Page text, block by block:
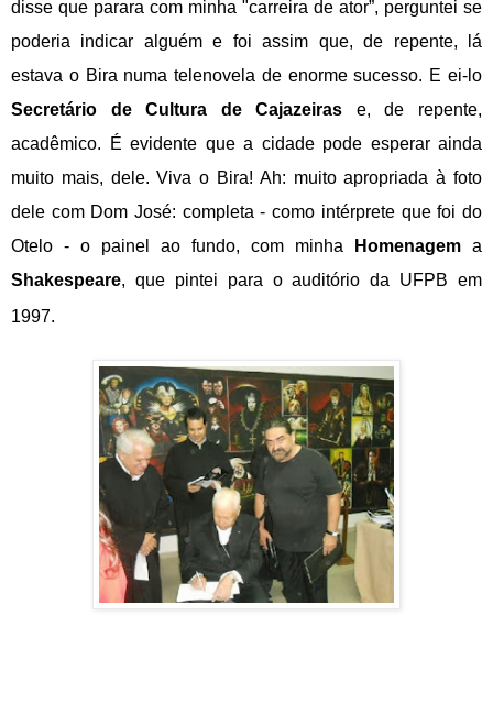
disse que parara com minha "carreira de ator”, perguntei se
poderia indicar alguém e foi assim que, de repente, lá
estava o Bira numa telenovela de enorme sucesso. E ei-lo
Secretário de Cultura de Cajazeiras e, de repente,
acadêmico. É evidente que a cidade pode esperar ainda
muito mais, dele. Viva o Bira! Ah: muito apropriada à foto
dele com Dom José: completa - como intérprete que foi do
Otelo - o painel ao fundo, com minha
Homenagem a
Shakespeare, que pintei para o auditório da UFPB em
1997.